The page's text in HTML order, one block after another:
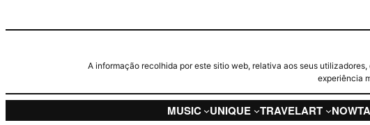
A informação recolhida por este sitio web, relativa aos seus
experiência
MUSIC UNIQUE TRAVELART NOW